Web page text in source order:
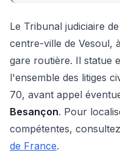
Le Tribunal judiciaire
centre-ville de Vesoul,
gare routière. Il statue
l'ensemble des litiges
70, avant appel
Besançon. Pour
compétentes, consultez
de France.